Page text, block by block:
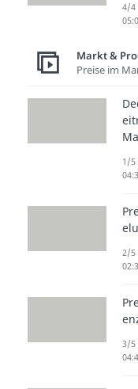
4/4
Markt &
Preise im
1/5
2/5
3/5